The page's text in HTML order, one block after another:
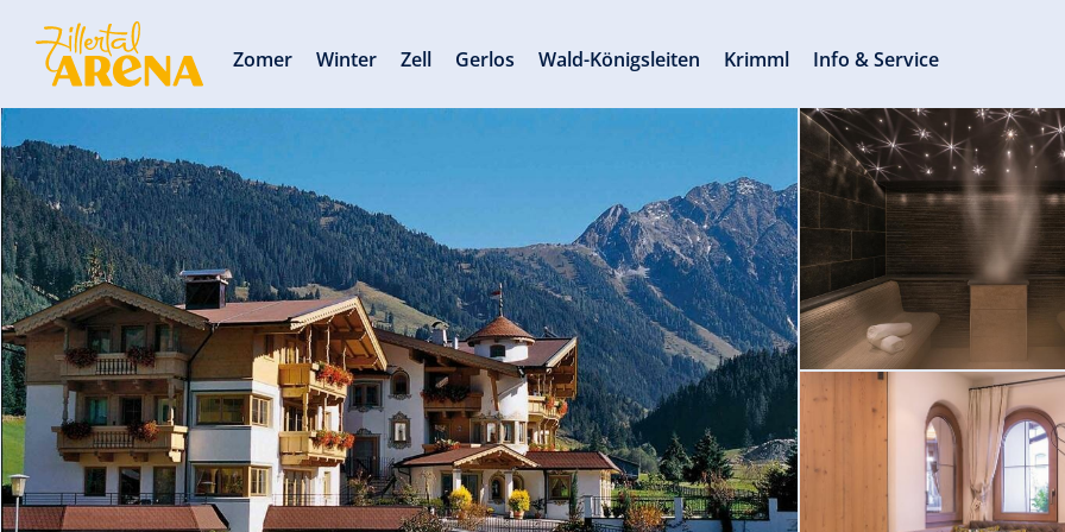
Zomer Winter Zell Gerlos Wald-Königsleiten Krimml Info & Service